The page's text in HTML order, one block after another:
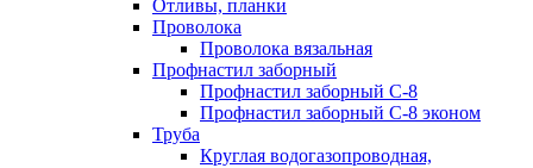
Отливы, планки
Проволока
Проволока вязальная
Профнастил заборный
Профнастил заборный С-8
Профнастил заборный С-8 эконом
Труба
Круглая водогазопроводная,